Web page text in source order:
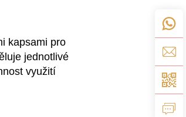
kapsami pro
jednotlivé
využití